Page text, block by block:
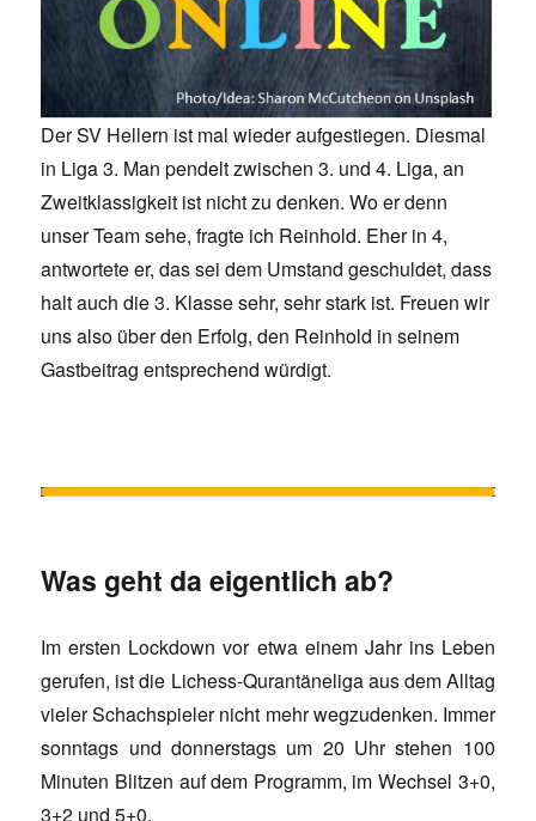
Der SV Hellern ist mal wieder aufgestiegen. Diesmal
in Liga 3. Man pendelt zwischen 3. und 4. Liga, an
Zweitklassigkeit ist nicht zu denken. Wo er denn
unser Team sehe, fragte ich Reinhold. Eher in 4,
antwortete er, das sei dem Umstand geschuldet, dass
halt auch die 3. Klasse sehr, sehr stark ist. Freuen wir
uns also über den Erfolg, den Reinhold in seinem
Gastbeitrag entsprechend würdigt.
Was geht da eigentlich ab?
Im ersten Lockdown vor etwa einem Jahr ins Leben
gerufen, ist die Lichess-Qurantäneliga aus dem Alltag
vieler Schachspieler nicht mehr wegzudenken. Immer
sonntags und donnerstags um 20 Uhr stehen 100
Minuten Blitzen auf dem Programm, im Wechsel 3+0,
3+2 und 5+0.